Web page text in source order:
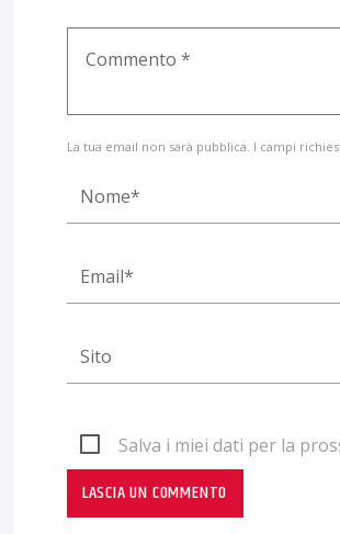
La tua email non sarà pubblica. I campi
Salva i miei dati per la